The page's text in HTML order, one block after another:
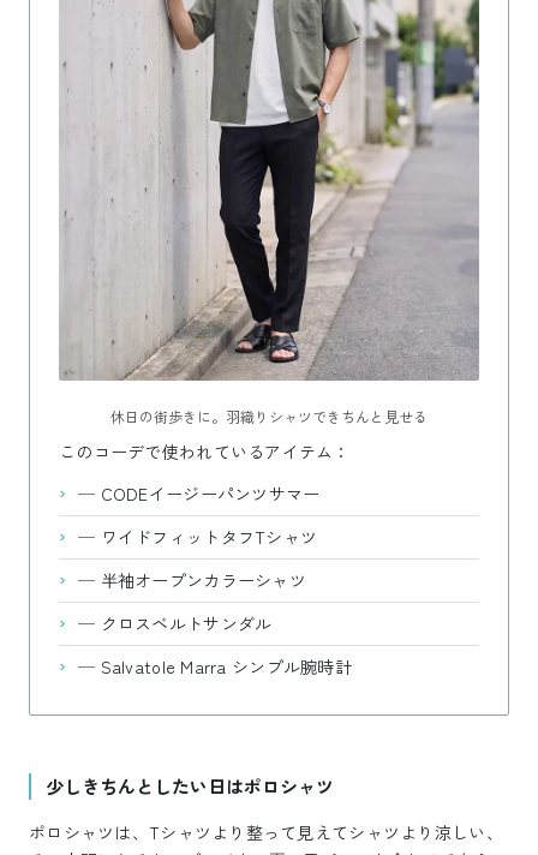
休日の街歩きに。羽織りシャツできちんと見せる
このコーデで使われているアイテム：
— CODEイージーパンツサマー
— ワイドフィットタフTシャツ
— 半袖オープンカラーシャツ
— クロスベルトサンダル
— Salvatole Marra シンプル腕時計
少しきちんとしたい日はポロシャツ
ポロシャツは、Tシャツより整って見えてシャツより涼しい、